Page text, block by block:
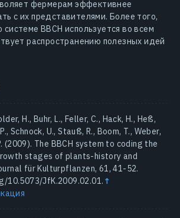
фермерам эффективнее
с их представителями. Более того,
BBCH используется во всем
распространению полезных идей
H., Buhr, L., Feller, C., Hack, H., Heß,
Schnock, U., Stauß, R., Boom, T., Weber,
(2009). The BBCH system to coding the
stages of plants-history and
für Kulturpflanzen, 61, 41-52.
10.5073/JfK.2009.02.01. ↑